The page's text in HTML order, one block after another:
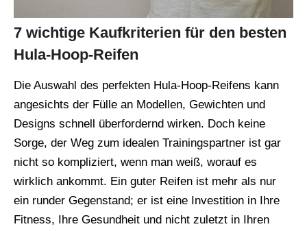
7 wichtige Kaufkriterien für den besten
Hula-Hoop-Reifen
Die Auswahl des perfekten Hula-Hoop-Reifens kann
angesichts der Fülle an Modellen, Gewichten und
Designs schnell überfordernd wirken. Doch keine
Sorge, der Weg zum idealen Trainingspartner ist gar
nicht so kompliziert, wenn man weiß, worauf es
wirklich ankommt. Ein guter Reifen ist mehr als nur
ein runder Gegenstand; er ist eine Investition in Ihre
Fitness, Ihre Gesundheit und nicht zuletzt in Ihren